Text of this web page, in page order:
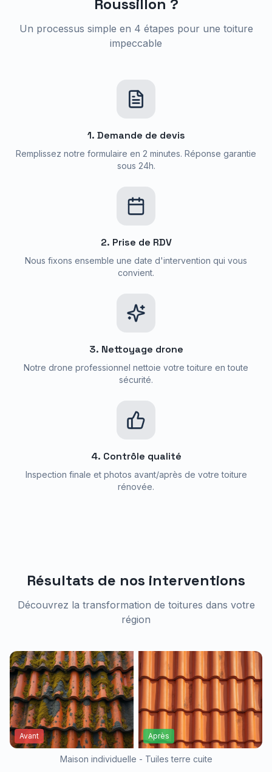
Roussillon ?
Un processus simple en 4 étapes pour une toiture
impeccable
1. Demande de devis
Remplissez notre formulaire en 2 minutes. Réponse garantie
sous 24h.
2. Prise de RDV
Nous fixons ensemble une date d'intervention qui vous
convient.
3. Nettoyage drone
Notre drone professionnel nettoie votre toiture en toute
sécurité.
4. Contrôle qualité
Inspection finale et photos avant/après de votre toiture
rénovée.
Résultats de nos interventions
Découvrez la transformation de toitures dans votre
région
Avant Après
Maison individuelle - Tuiles terre cuite